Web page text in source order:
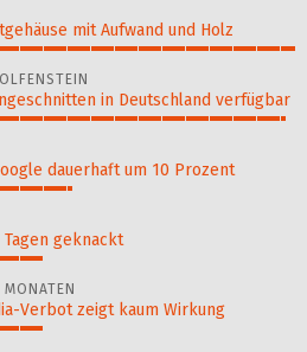
mit Aufwand und Holz
in Deutschland verfügbar
dauerhaft um 10 Prozent
Tagen geknackt
Verbot zeigt kaum Wirkung